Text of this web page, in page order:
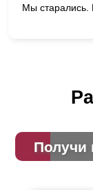
Мы старались.
Получи